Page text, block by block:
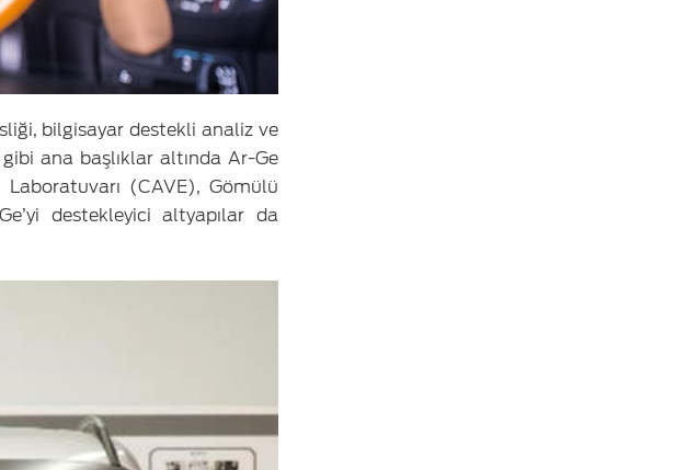
bilgisayar destekli analiz ve
ana başlıklar altında Ar-Ge
Laboratuvarı (CAVE), Gömülü
destekleyici altyapılar da